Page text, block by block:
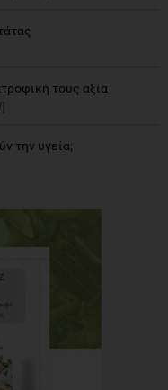
τους αξία
την υγεία;